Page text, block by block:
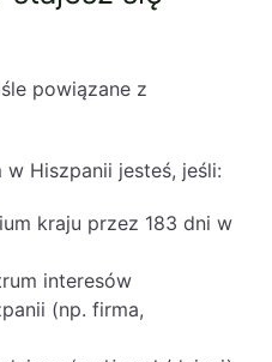
powiązane z
Hiszpanii jesteś, jeśli:
kraju przez 183 dni w
interesów
(np. firma,